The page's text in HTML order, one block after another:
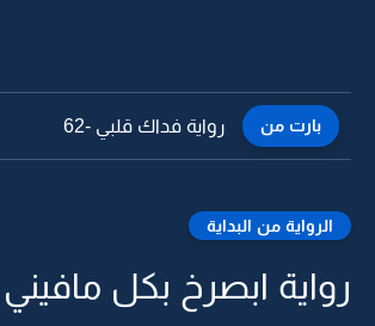
بارت من رواية فداك قلبي -62
الرواية من البداية
رواية ابصرخ بكل